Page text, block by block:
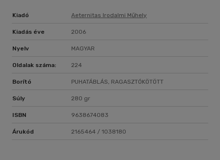
Kiadó Aeternitas Irodalmi Műhely
Kiadás éve 2006
Nyelv MAGYAR
Oldalak száma: 224
Borító PUHATÁBLÁS, RAGASZTÓKÖTÖTT
Súly 280 gr
ISBN 9638674083
Árukód 2165464 / 1038180